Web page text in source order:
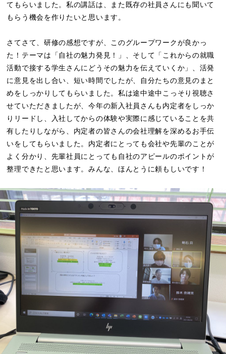
てもらいました。私の講話は、また既存の社員さんにも聞いて
もらう機会を作りたいと思います。
さてさて、研修の感想ですが、このグループワークが良かっ
た！テーマは「自社の魅力発見！」、そして「これからの就職
活動で接する学生さんにどうその魅力を伝えていくか」、活発
に意見を出し合い、短い時間でしたが、自分たちの意見のまと
めをしっかりしてもらいました。私は途中途中こっそり視聴さ
せていただきましたが、今年の新入社員さんも内定者をしっか
りリードし、入社してからの体験や実際に感じていることを共
有したりしながら、内定者の皆さんの会社理解を深めるお手伝
いをしてもらいました。内定者にとっても会社や先輩のことが
よく分かり、先輩社員にとっても自社のアピールのポイントが
整理できたと思います。みんな、ほんとうに頼もしいです！